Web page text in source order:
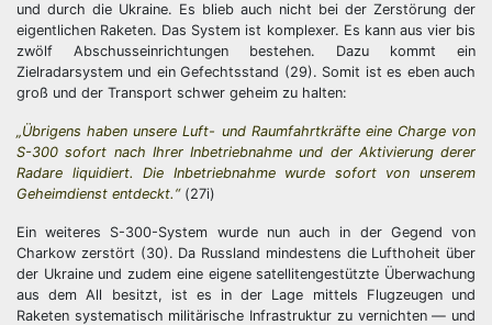
und durch die Ukraine. Es blieb auch nicht bei der Zerstörung der
eigentlichen Raketen. Das System ist komplexer. Es kann aus vier bis
zwölf Abschusseinrichtungen bestehen. Dazu kommt ein
Zielradarsystem und ein Gefechtsstand (29). Somit ist es eben auch
groß und der Transport schwer geheim zu halten:
„Übrigens haben unsere Luft- und Raumfahrtkräfte eine Charge von
S-300 sofort nach Ihrer Inbetriebnahme und der Aktivierung derer
Radare liquidiert. Die Inbetriebnahme wurde sofort von unserem
Geheimdienst entdeckt.“(27i)
Ein weiteres S-300-System wurde nun auch in der Gegend von
Charkow zerstört (30). Da Russland mindestens die Lufthoheit über
der Ukraine und zudem eine eigene satellitengestützte Überwachung
aus dem All besitzt, ist es in der Lage mittels Flugzeugen und
Raketen systematisch militärische Infrastruktur zu vernichten — und